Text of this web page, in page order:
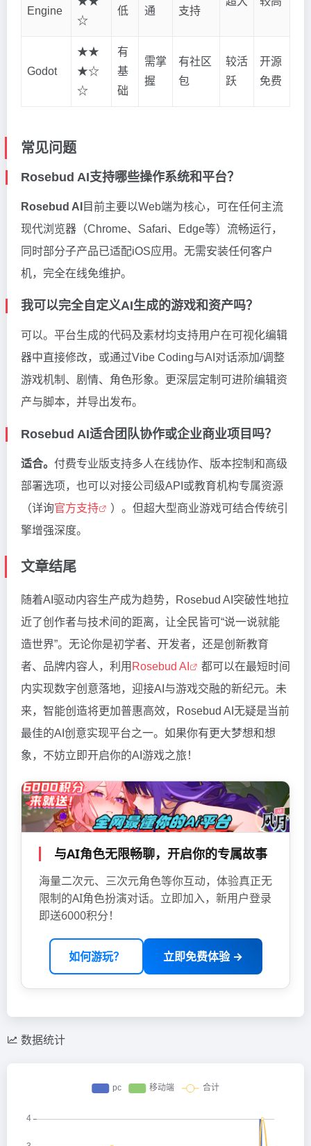
Engine
☆
低 通 支持
Godot
★★
★☆
☆
有
基
础
需掌
握
有社区
包
较活
跃
开源
免费
常见问题
Rosebud AI支持哪些操作系统和平台？
Rosebud AI 目前主要以Web端为核心，可在任何主流
现代浏览器（Chrome、Safari、Edge等）流畅运行，
同时部分子产品已适配iOS应用。无需安装任何客户
机，完全在线免维护。
我可以完全自定义AI生成的游戏和资产吗？
可以。平台生成的代码及素材均支持用户在可视化编辑
器中直接修改，或通过Vibe Coding与AI对话添加/调整
游戏机制、剧情、角色形象。更深层定制可进阶编辑资
产与脚本，并导出发布。
Rosebud AI适合团队协作或企业商业项目吗？
适合。 付费专业版支持多人在线协作、版本控制和高级
部署选项，也可以对接公司级API或教育机构专属资源
（详询官方支持
）。但超大型商业游戏可结合传统引
擎增强深度。
文章结尾
随着AI驱动内容生产成为趋势，Rosebud AI突破性地拉
近了创作者与技术间的距离，让全民皆可“说一说就能
造世界”。无论你是初学者、开发者，还是创新教育
者、品牌内容人，利用 Rosebud AI
都可以在最短时间
内实现数字创意落地，迎接AI与游戏交融的新纪元。未
来，智能创造将更加普惠高效，Rosebud AI无疑是当前
最佳的AI创意实现平台之一。如果你有更大梦想和想
象，不妨立即开启你的AI游戏之旅！
与AI角色无限畅聊，开启你的专属故事
海量二次元、三次元角色等你互动，体验真正无
限制的AI角色扮演对话。立即加入，新用户登录
即送6000积分！
如何游玩？ 立即免费体验 →
数据统计